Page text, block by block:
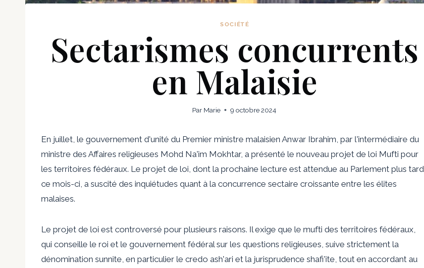
SOCIÉTÉ
Sectarismes concurrents
en Malaisie
Par Marie 9 octobre 2024
En juillet, le gouvernement d'unité du Premier ministre malaisien Anwar Ibrahim, par l'intermédiaire du
ministre des Affaires religieuses Mohd Na'im Mokhtar, a présenté le nouveau projet de loi Mufti pour
les territoires fédéraux. Le projet de loi, dont la prochaine lecture est attendue au Parlement plus tard
ce mois-ci, a suscité des inquiétudes quant à la concurrence sectaire croissante entre les élites
malaises.
Le projet de loi est controversé pour plusieurs raisons. Il exige que le mufti des territoires fédéraux,
qui conseille le roi et le gouvernement fédéral sur les questions religieuses, suive strictement la
dénomination sunnite, en particulier le credo ash'ari et la jurisprudence shafi'ite, tout en accordant au